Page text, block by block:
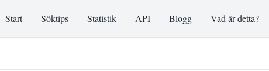
Start Söktips Statistik API Blogg Vad är detta?